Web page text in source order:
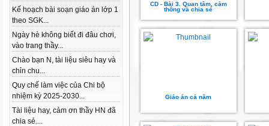
Kế hoạch bài soạn giáo án lớp 1
theo SGK...
Ngày hè không biết đi đâu chơi,
vào trang thầy...
Chào bạn N, tài liệu siêu hay và
chỉn chu...
Quy chế làm việc của Chi bộ
nhiệm kỳ 2025-2030...
Tài liệu hay, cảm ơn thầy HN đã
chia sẻ....
CD - Bài 3. Quan tâm, cảm
thông và chia sẻ
Giáo án cả năm